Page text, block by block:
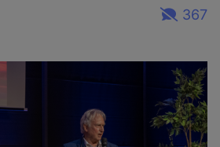
367